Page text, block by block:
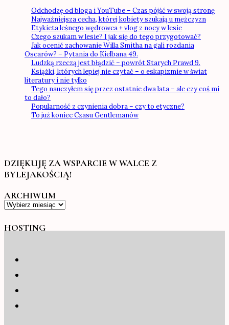
Odchodzę od bloga i YouTube – Czas pójść w swoją stronę
Najważniejsza cecha, której kobiety szukają u mężczyzn
Etykieta leśnego wędrowca + vlog z nocy w lesie
Czego szukam w lesie? I jak się do tego przygotować?
Jak ocenić zachowanie Willa Smitha na gali rozdania
Oscarów? – Pytania do Kielbana 49.
Ludzką rzeczą jest błądzić – powrót Starych Prawd 9.
Książki, których lepiej nie czytać – o eskapizmie w świat
literatury i nie tylko
Tego nauczyłem się przez ostatnie dwa lata – ale czy coś mi
to dało?
Popularność z czynienia dobra – czy to etyczne?
To już koniec Czasu Gentlemanów
DZIĘKUJĘ ZA WSPARCIE W WALCE Z
BYLEJAKOŚCIĄ!
ARCHIWUM
Archiwum
HOSTING